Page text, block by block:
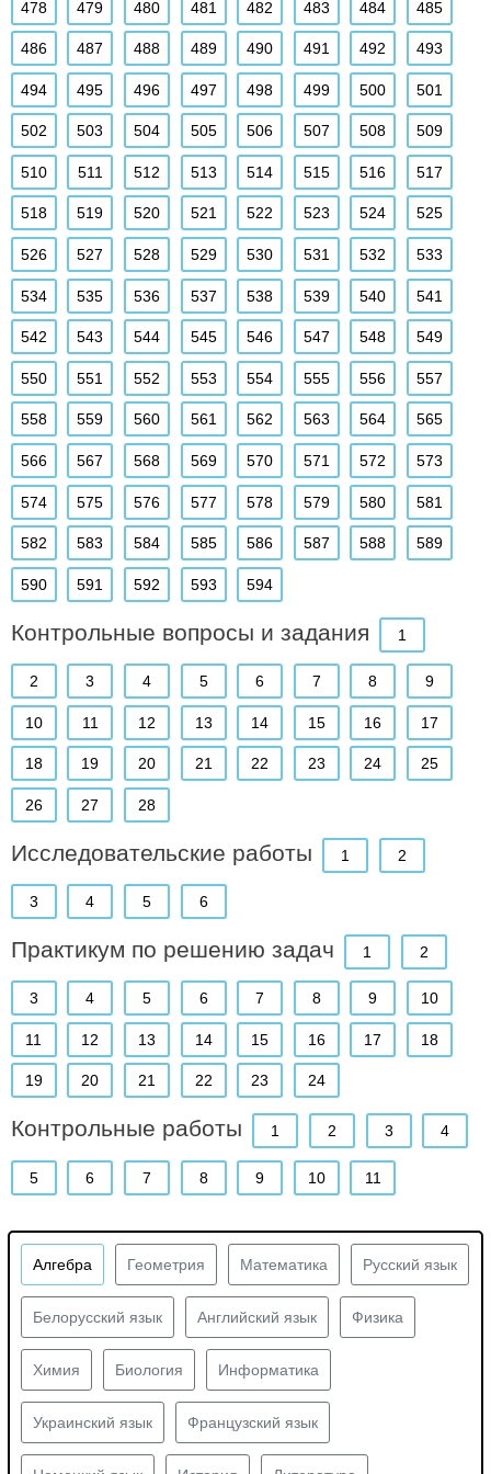
478 479 480 481 482 483 484 485
486 487 488 489 490 491 492 493
494 495 496 497 498 499 500 501
502 503 504 505 506 507 508 509
510 511 512 513 514 515 516 517
518 519 520 521 522 523 524 525
526 527 528 529 530 531 532 533
534 535 536 537 538 539 540 541
542 543 544 545 546 547 548 549
550 551 552 553 554 555 556 557
558 559 560 561 562 563 564 565
566 567 568 569 570 571 572 573
574 575 576 577 578 579 580 581
582 583 584 585 586 587 588 589
590 591 592 593 594
Контрольные вопросы и задания 1
2 3 4 5 6 7 8 9
10 11 12 13 14 15 16 17
18 19 20 21 22 23 24 25
26 27 28
Исследовательские работы 1 2
3 4 5 6
Практикум по решению задач 1 2
3 4 5 6 7 8 9 10
11 12 13 14 15 16 17 18
19 20 21 22 23 24
Контрольные работы 1 2 3 4
5 6 7 8 9 10 11
Алгебра Геометрия Математика Русский язык
Белорусский язык Английский язык Физика
Химия Биология Информатика
Украинский язык Французский язык